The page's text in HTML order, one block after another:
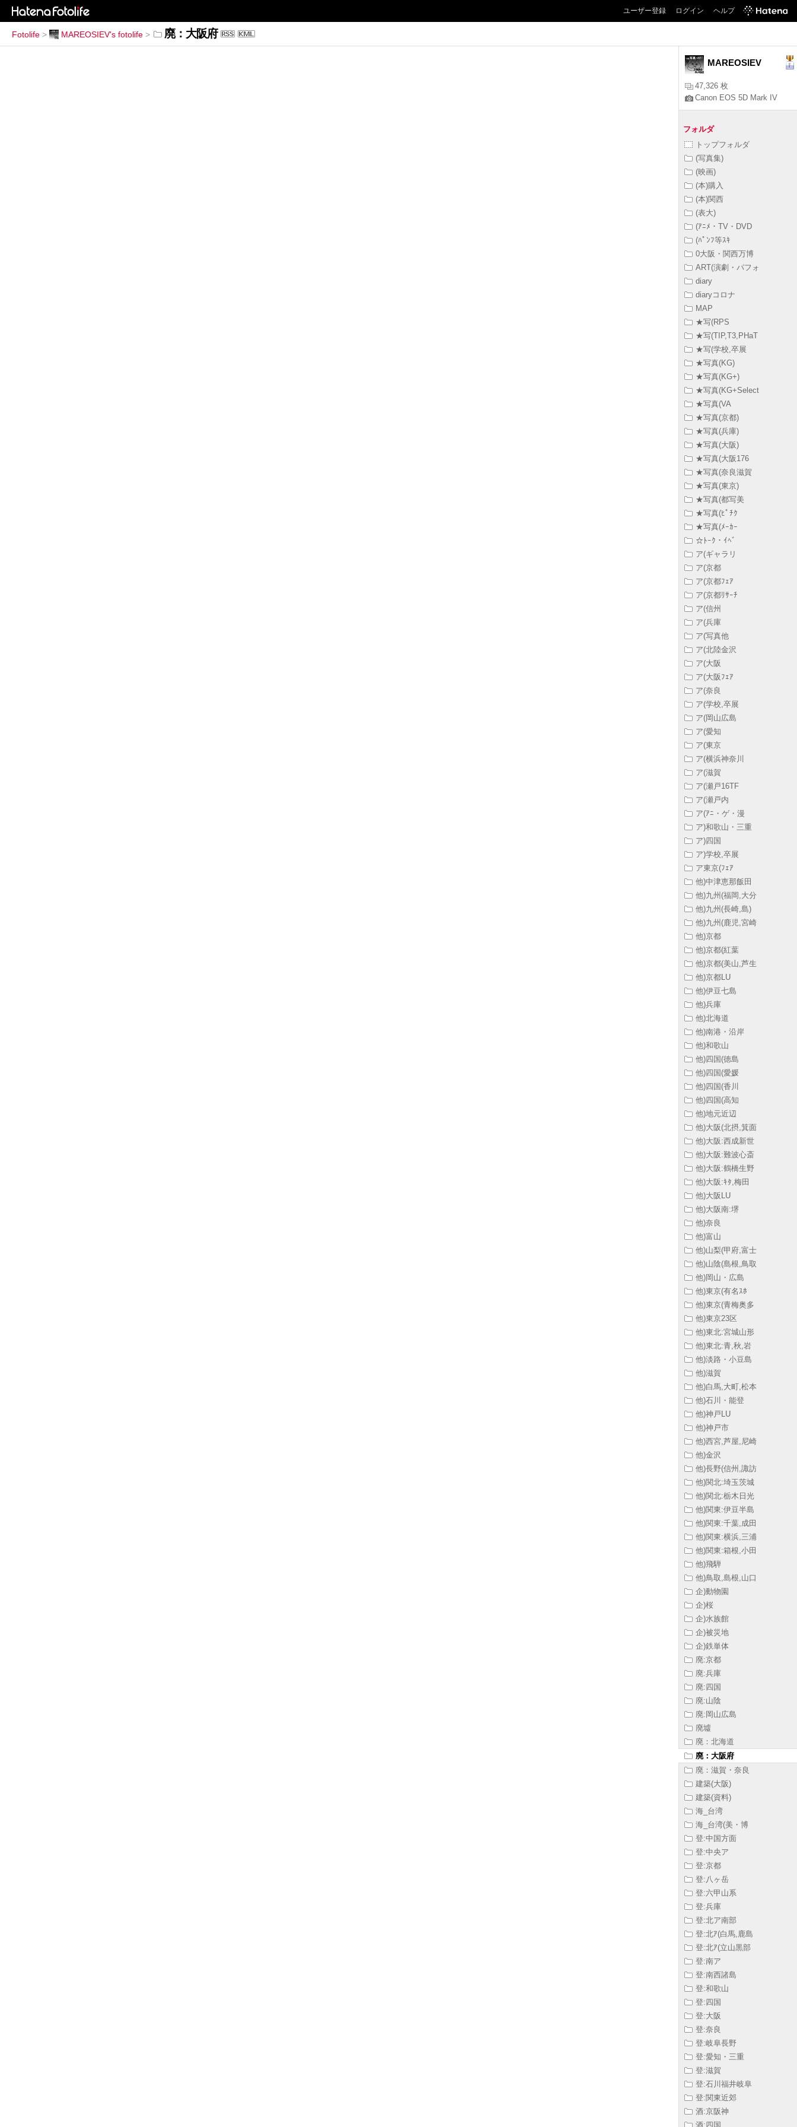
ユーザー登録 ログイン ヘルプ
Fotolife > MAREOSIEV's fotolife > 廃：大阪府
MAREOSIEV
47,326 枚
Canon EOS 5D Mark IV
フォルダ
トップフォルダ
(写真集)
(映画)
(本)購入
(本)関西
(表大)
(ｱﾆﾒ・TV・DVD
(ﾊﾟﾝﾌ等ｽｷ
0大阪・関西万博
ART(演劇・パフォ
diary
diaryコロナ
MAP
★写(RPS
★写(TIP,T3,PHaT
★写(学校,卒展
★写真(KG)
★写真(KG+)
★写真(KG+Select
★写真(VA
★写真(京都)
★写真(兵庫)
★写真(大阪)
★写真(大阪176
★写真(奈良滋賀
★写真(東京)
★写真(都写美
★写真(ﾋﾟﾁｸ
★写真(ﾒｰｶｰ
☆ﾄｰｸ・ｲﾍﾞ
ア(ギャラリ
ア(京都
ア(京都ﾌｪｱ
ア(京都ﾘｻｰﾁ
ア(信州
ア(兵庫
ア(写真他
ア(北陸金沢
ア(大阪
ア(大阪ﾌｪｱ
ア(奈良
ア(学校,卒展
ア(岡山広島
ア(愛知
ア(東京
ア(横浜神奈川
ア(滋賀
ア(瀬戸16TF
ア(瀬戸内
ア(ｱﾆ・ゲ・漫
ア)和歌山・三重
ア)四国
ア)学校,卒展
ア東京(ﾌｪｱ
他)中津恵那飯田
他)九州(福岡,大分
他)九州(長崎,島)
他)九州(鹿児,宮崎
他)京都
他)京都(紅葉
他)京都(美山,芦生
他)京都LU
他)伊豆七島
他)兵庫
他)北海道
他)南港・沿岸
他)和歌山
他)四国(徳島
他)四国(愛媛
他)四国(香川
他)四国(高知
他)地元近辺
他)大阪(北摂,箕面
他)大阪:西成新世
他)大阪:難波心斎
他)大阪:鶴橋生野
他)大阪:ｷﾀ,梅田
他)大阪LU
他)大阪南:堺
他)奈良
他)富山
他)山梨(甲府,富士
他)山陰(島根,鳥取
他)岡山・広島
他)東京(有名ｽﾎ
他)東京(青梅奥多
他)東京23区
他)東北:宮城山形
他)東北:青,秋,岩
他)淡路・小豆島
他)滋賀
他)白馬,大町,松本
他)石川・能登
他)神戸LU
他)神戸市
他)西宮,芦屋,尼崎
他)金沢
他)長野(信州,諏訪
他)関北:埼玉茨城
他)関北:栃木日光
他)関東:伊豆半島
他)関東:千葉,成田
他)関東:横浜,三浦
他)関東:箱根,小田
他)飛騨
他)鳥取,島根,山口
企)動物園
企)桜
企)水族館
企)被災地
企)鉄単体
廃:京都
廃:兵庫
廃:四国
廃:山陰
廃:岡山広島
廃墟
廃：北海道
廃：大阪府
廃：滋賀・奈良
建築(大阪)
建築(資料)
海_台湾
海_台湾(美・博
登:中国方面
登:中央ア
登:京都
登:八ヶ岳
登:六甲山系
登:兵庫
登:北ア南部
登:北ｱ(白馬,鹿島
登:北ｱ(立山黒部
登:南ア
登:南西諸島
登:和歌山
登:四国
登:大阪
登:奈良
登:岐阜長野
登:愛知・三重
登:滋賀
登:石川福井岐阜
登:関東近郊
酒:京阪神
酒:四国